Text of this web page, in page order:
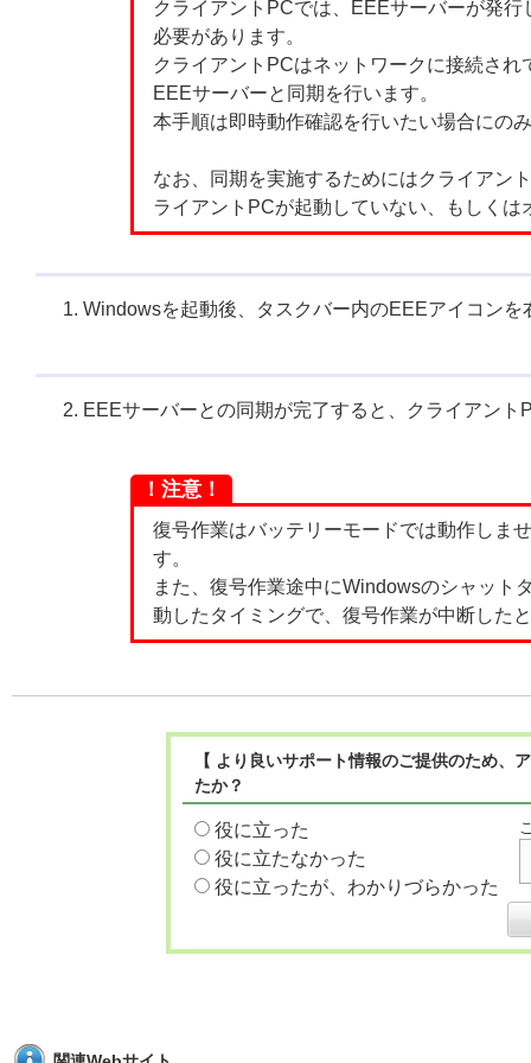
クライアントPCでは、EEEサーバーが発
必要があります。
クライアントPCはネットワークに接続さ
EEEサーバーと同期を行います。
本手順は即時動作確認を行いたい場合にの
なお、同期を実施するためにはクライアン
ライアントPCが起動していない、もしく
Windowsを起動後、タスクバー内のEEEアイコン
EEEサーバーとの同期が完了すると、クライアント
！注意！
復号作業はバッテリーモードでは動作しま
す。
また、復号作業途中にWindowsのシャット
動したタイミングで、復号作業が中断した
【 より良いサポート情報のご提供のため
たか？
役に立った
役に立たなかった
役に立ったが、わかりづらかった